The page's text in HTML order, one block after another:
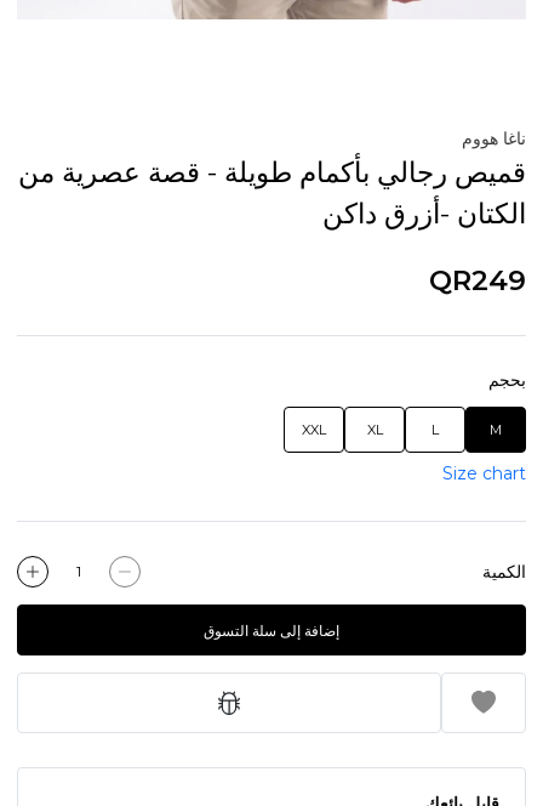
ناغا هووم
قميص رجالي بأكمام طويلة - قصة عصرية من
الكتان -أزرق داكن
QR249
بحجم
M
L
XL
XXL
Size chart
الكمية
إضافة إلى سلة التسوق